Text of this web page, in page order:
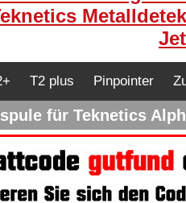
T2 plus Pinpointer
für Teknetics